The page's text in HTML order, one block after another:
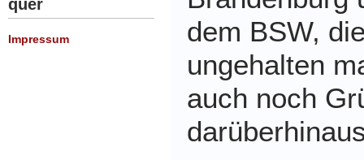
quer
Impressum
dem BSW,
ungehalten
auch noch